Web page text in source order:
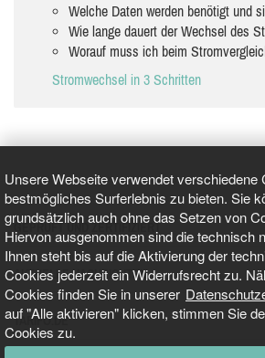
Unsere Webseite verwendet verschiedene
bestmögliches Surferlebnis zu bieten. Sie
grundsätzlich auch ohne das Setzen von
Hiervon ausgenommen sind die technisch
Ihnen steht bis auf die Aktivierung der
Cookies jederzeit ein Widerrufsrecht zu.
Cookies finden Sie in unserer
auf "Alle aktivieren" klicken, stimmen Sie
Cookies zu.
Welche Daten werden benötigt und
Wie lange dauert der Wechsel des
Worauf muss ich beim
Stromwechsel in 3 Schritten
GEPRÜFT UND ZERTIFIZIERT
AKTUELLE NACHRICHTEN
TARIFO.DE